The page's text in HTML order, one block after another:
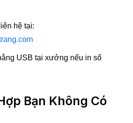
hệ tại:
USB tại xưởng nếu in số
Bạn Không Có